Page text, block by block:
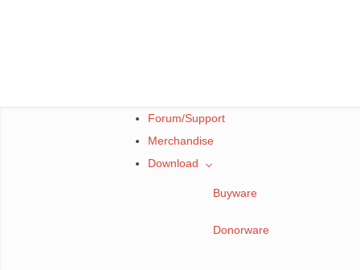
Forum/Support
Merchandise
Download
Buyware
Donorware